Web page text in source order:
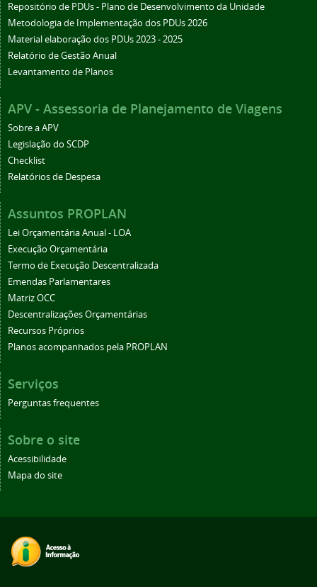
Repositório de PDUs - Plano de Desenvolvimento da Unidade
Metodologia de Implementação dos PDUs 2026
Material elaboração dos PDUs 2023 - 2025
Relatório de Gestão Anual
Levantamento de Planos
APV - Assessoria de Planejamento de Viagens
Sobre a APV
Legislação do SCDP
Checklist
Relatórios de Despesa
Assuntos PROPLAN
Lei Orçamentária Anual - LOA
Execução Orçamentária
Termo de Execução Descentralizada
Emendas Parlamentares
Matriz OCC
Descentralizações Orçamentárias
Recursos Próprios
Planos acompanhados pela PROPLAN
Serviços
Perguntas frequentes
Sobre o site
Acessibilidade
Mapa do site